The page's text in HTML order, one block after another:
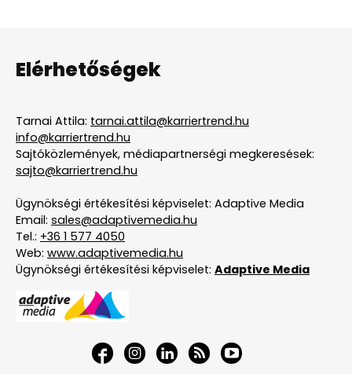
Elérhetőségek
Tarnai Attila: tarnai.attila@karriertrend.hu
info@karriertrend.hu
Sajtóközlemények, médiapartnerségi megkeresések:
sajto@karriertrend.hu
Ügynökségi értékesítési képviselet: Adaptive Media
Email: sales@adaptivemedia.hu
Tel.: +36 1 577 4050
Web: www.adaptivemedia.hu
Ügynökségi értékesítési képviselet: Adaptive Media